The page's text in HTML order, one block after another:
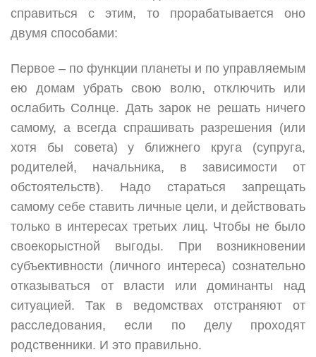
справиться с этим, то прорабатывается оно
двумя способами:
Первое – по функции планеты и по управляемым
ею домам убрать свою волю, отключить или
ослабить Солнце. Дать зарок не решать ничего
самому, а всегда спрашивать разрешения (или
хотя бы совета) у ближнего круга (супруга,
родителей, начальника, в зависимости от
обстоятельств). Надо стараться запрещать
самому себе ставить личные цели, и действовать
только в интересах третьих лиц. Чтобы не было
своекорыстной выгоды. При возникновении
субъективности (личного интереса) сознательно
отказываться от власти или доминанты над
ситуацией. Так в ведомствах отстраняют от
расследования, если по делу проходят
родственники. И это правильно.